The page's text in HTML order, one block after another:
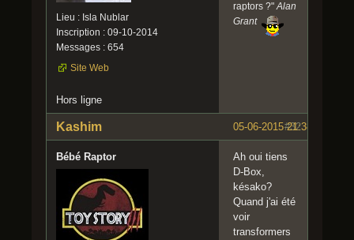
Lieu : Isla Nublar
Inscription : 09-10-2014
Messages : 654
Site Web
raptors ?"Alan
Grant
Hors ligne
#32
05-06-2015 21:38:28
Kashim
Bébé Raptor
Ah oui tiens
D-Box,
késako?
Quand j'ai été
voir
transformers